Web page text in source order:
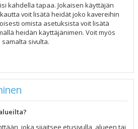
kahdella tapaa. Jokaisen käyttäjän
voit lisätä heidät joko kavereihin
omista asetuksista voit lisätä
heidän käyttäjänimen. Voit myös
sivulta.
joka sijaitsee etusivulla, alueen tai